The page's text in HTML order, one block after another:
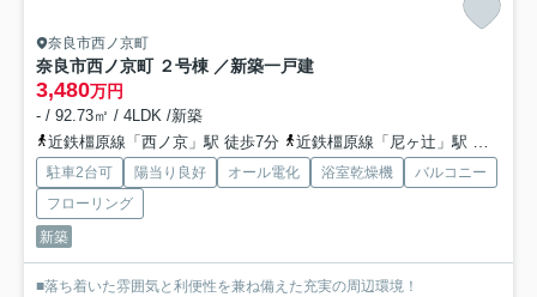
奈良市西ノ京町
奈良市西ノ京町 ２号棟 ／新築一戸建
3,480万円
- / 92.73㎡ / 4LDK /新築
近鉄橿原線「西ノ京」駅 徒歩7分
近鉄橿原線「尼ヶ辻」駅 徒歩20分
駐車2台可 陽当り良好 オール電化 浴室乾燥機
バルコニー
フローリング
新築
■落ち着いた雰囲気と利便性を兼ね備えた充実の周辺環境！